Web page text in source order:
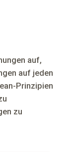
auf,
auf jeden
Prinzipien
zu